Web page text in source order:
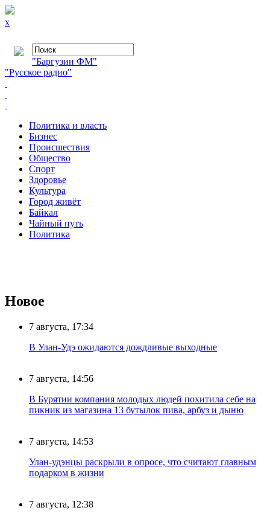
x
"Баргузин ФМ"
"Русское радио"
Политика и власть
Бизнес
Происшествия
Общество
Cпорт
Здоровье
Культура
Город живёт
Байкал
Чайный путь
Политика
Новое
7 августа, 17:34
В Улан-Удэ ожидаются дождливые выходные
7 августа, 14:56
В Бурятии компания молодых людей похитила себе на
пикник из магазина 13 бутылок пива, арбуз и дыню
7 августа, 14:53
Улан-удэнцы раскрыли в опросе, что считают главным
подарком в жизни
7 августа, 12:38